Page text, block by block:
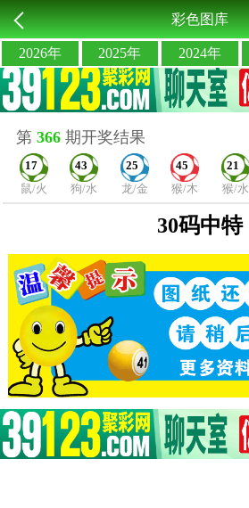
彩色图库
2026年 2025年 2024年
第 366期开奖结果
17
鼠/火
43
狗/水
25
龙/金
45
猴/木
21
猴/水
30码中特